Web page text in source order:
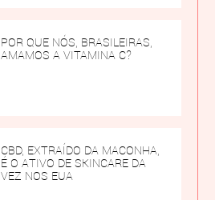
POR QUE NÓS, BRASILEIRAS,
AMAMOS A VITAMINA C?
CBD, EXTRAÍDO DA MACONHA,
É O ATIVO DE SKINCARE DA
VEZ NOS EUA